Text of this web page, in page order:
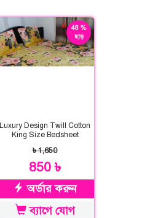
48 %
ছাড়
Luxury Design Twill Cotton
King Size Bedsheet
৳ 1,650
850 ৳
অর্ডার করুন
ব্যাগে যোগ